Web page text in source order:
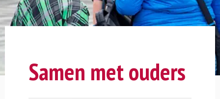
Samen met ouders